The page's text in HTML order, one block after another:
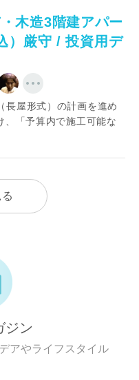
木造3階建アパー
）厳守 / 投資用デ
長屋形式）の計画を進め
、「予算内で施工可能な
ジン
アやライフスタイル